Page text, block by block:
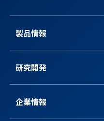
製品情報
研究開発
企業情報